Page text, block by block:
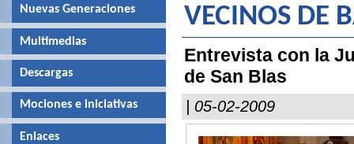
VECINOS DE
Entrevista con la
de San Blas
| 05-02-2009
Nuevas Generaciones
Multimedias
Descargas
Mociones e iniciativas
Enlaces